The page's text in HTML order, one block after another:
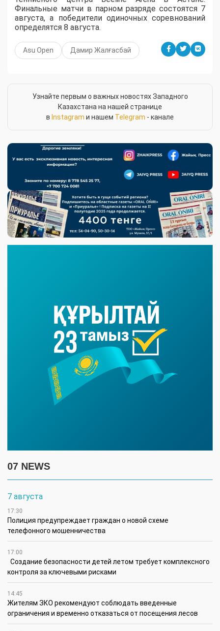
Финальные матчи в парном разряде состоятся 7
августа, а победители одиночных соревнований
определятся 8 августа.
Asu Open Дамир Жалғасбай
Узнайте первым о важных новостях Западного
Казахстана на нашей странице
в Instagram и нашем Telegram - канале
07 NEWS
7 августа
17:30
Полиция предупреждает граждан о новой схеме
телефонного мошенничества
17:00
Создание безопасности детей летом требует комплексного
контроля за ключевыми рисками
14:45
Жителям ЗКО рекомендуют соблюдать введенные
ограничения и временно отказаться от посещения лесов